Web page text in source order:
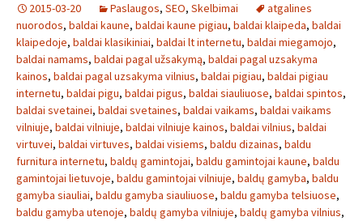
2015-03-20 Paslaugos, SEO, Skelbimai
atgalines
nuorodos, baldai kaune, baldai kaune pigiau, baldai klaipeda, baldai
klaipedoje, baldai klasikiniai, baldai lt internetu, baldai miegamojo,
baldai namams, baldai pagal užsakymą, baldai pagal uzsakyma
kainos, baldai pagal uzsakyma vilnius, baldai pigiau, baldai pigiau
internetu, baldai pigu, baldai pigus, baldai siauliuose, baldai spintos,
baldai svetainei, baldai svetaines, baldai vaikams, baldai vaikams
vilniuje, baldai vilniuje, baldai vilniuje kainos, baldai vilnius, baldai
virtuvei, baldai virtuves, baldai visiems, baldu dizainas, baldu
furnitura internetu, baldų gamintojai, baldu gamintojai kaune, baldu
gamintojai lietuvoje, baldu gamintojai vilniuje, baldų gamyba, baldu
gamyba siauliai, baldu gamyba siauliuose, baldu gamyba telsiuose,
baldu gamyba utenoje, baldų gamyba vilniuje, baldų gamyba vilnius,